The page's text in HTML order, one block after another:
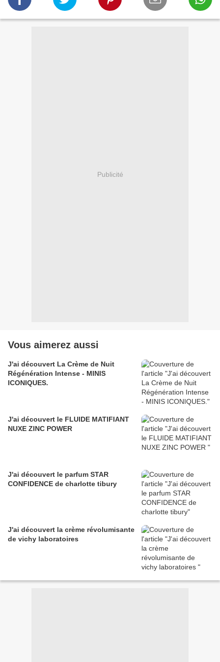
Publicité
Vous aimerez aussi
J'ai découvert La Crème de Nuit
Régénération Intense - MINIS
ICONIQUES.
J'ai découvert le FLUIDE MATIFIANT
NUXE ZINC POWER
J'ai découvert le parfum STAR
CONFIDENCE de charlotte tibury
J'ai découvert la crème révolumisante
de vichy laboratoires